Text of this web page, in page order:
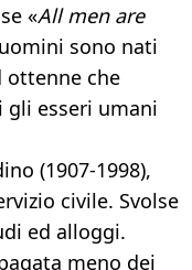
«All men are
sono nati
ottenne che
gli esseri umani
(1907-1998),
civile. Svolse
ed alloggi.
meno dei